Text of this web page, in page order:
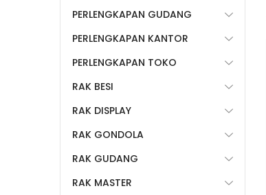
PERLENGKAPAN GUDANG
PERLENGKAPAN KANTOR
PERLENGKAPAN TOKO
RAK BESI
RAK DISPLAY
RAK GONDOLA
RAK GUDANG
RAK MASTER